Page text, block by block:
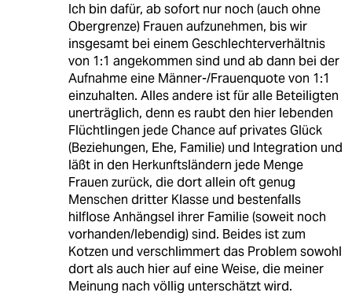
Ich bin dafür, ab sofort nur noch (auch ohne
Obergrenze) Frauen aufzunehmen, bis wir
insgesamt bei einem Geschlechterverhältnis
von 1:1 angekommen sind und ab dann bei der
Aufnahme eine Männer-/Frauenquote von 1:1
einzuhalten. Alles andere ist für alle Beteiligten
unerträglich, denn es raubt den hier lebenden
Flüchtlingen jede Chance auf privates Glück
(Beziehungen, Ehe, Familie) und Integration und
läßt in den Herkunftsländern jede Menge
Frauen zurück, die dort allein oft genug
Menschen dritter Klasse und bestenfalls
hilflose Anhängsel ihrer Familie (soweit noch
vorhanden/lebendig) sind. Beides ist zum
Kotzen und verschlimmert das Problem sowohl
dort als auch hier auf eine Weise, die meiner
Meinung nach völlig unterschätzt wird.